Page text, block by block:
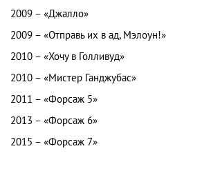
2009 – «Джалло»
2009 – «Отправь их в ад, Мэлоун!»
2010 – «Хочу в Голливуд»
2010 – «Мистер Ганджубас»
2011 – «Форсаж 5»
2013 – «Форсаж 6»
2015 – «Форсаж 7»